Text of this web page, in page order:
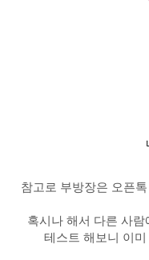
참고로 부방장은 오픈
혹시나 해서 다른 사람
테스트 해보니 이